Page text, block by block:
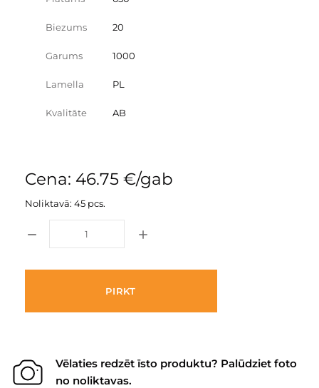
Biezums 20
Garums 1000
Lamella PL
Kvalitāte AB
Cena: 46.75 €/gab
Noliktavā: 45 pcs.
PIRKT
Vēlaties redzēt īsto produktu? Palūdziet foto
no noliktavas.